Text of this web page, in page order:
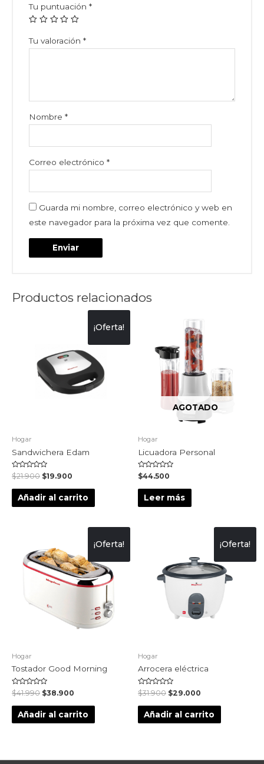
Tu puntuación*
Tu valoración*
Nombre*
Correo electrónico*
Guarda mi nombre, correo electrónico y web en
este navegador para la próxima vez que comente.
Productos relacionados
¡Oferta!
Hogar
Sandwichera Edam
Valorado
en
0
$21.900 $19.900
Añadir al carrito
AGOTADO
Hogar
Licuadora Personal
Valorado
en
0
$44.500
Leer más
¡Oferta!
Hogar
Tostador Good Morning
Valorado
en
0
$41.990 $38.900
Añadir al carrito
¡Oferta!
Hogar
Arrocera eléctrica
Valorado
en
0
$31.900 $29.000
Añadir al carrito